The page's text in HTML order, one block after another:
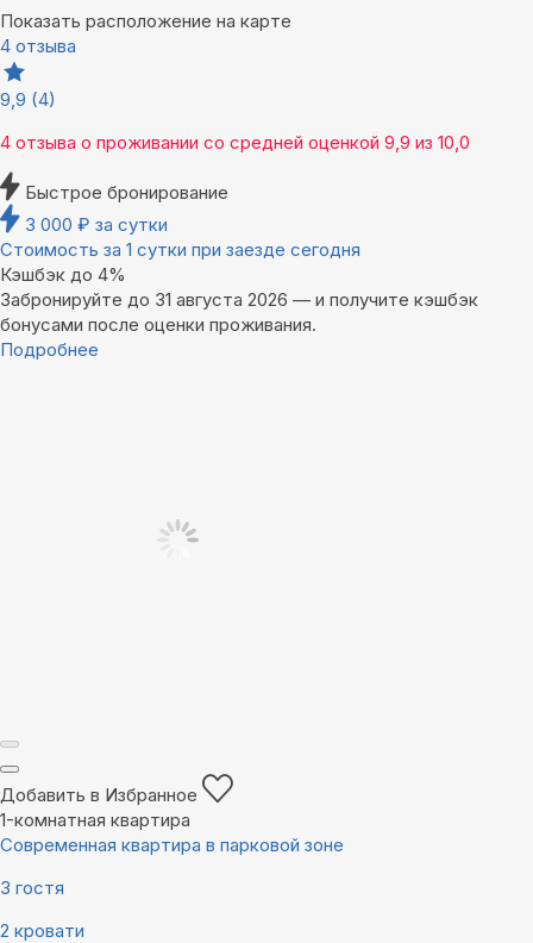
Показать расположение на карте
4 отзыва
9,9 (4)
4 отзыва о проживании со средней оценкой 9,9 из 10,0
Быстрое бронирование
3 000 ₽ за сутки
Стоимость за 1 сутки при заезде сегодня
Кэшбэк до 4%
Забронируйте до 31 августа 2026 — и получите кэшбэк
бонусами после оценки проживания.
Подробнее
Добавить в Избранное
1-комнатная квартира
Современная квартира в парковой зоне
3 гостя
2 кровати